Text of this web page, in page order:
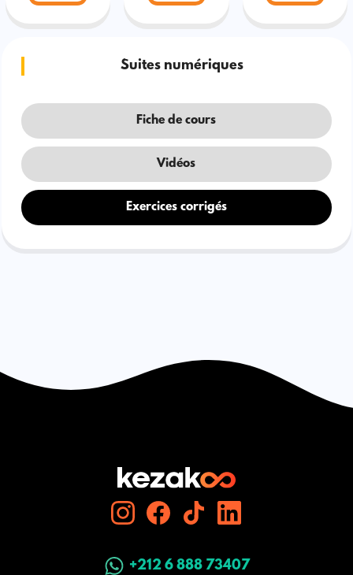
Suites numériques
Fiche de cours
Vidéos
Exercices corrigés
+212 6 888 73407